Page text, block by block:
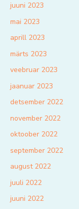
juuni 2023
mai 2023
aprill 2023
märts 2023
veebruar 2023
jaanuar 2023
detsember 2022
november 2022
oktoober 2022
september 2022
august 2022
juuli 2022
juuni 2022